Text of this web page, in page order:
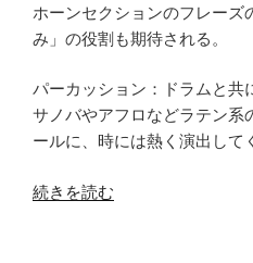
ホーンセクションのフレーズ
み」の役割も期待される。
パーカッション：ドラムと共
サノバやアフロなどラテン系
ールに、時には熱く演出して
“Rhythm”
続きを読む